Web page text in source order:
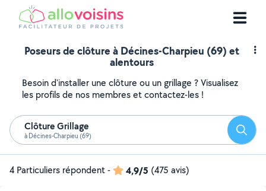
Poseurs de clôture à Décines-Charpieu (69) et
alentours
Besoin d'installer une clôture ou un grillage ? Visualisez
les profils de nos membres et contactez-les !
Clôture Grillage
à Décines-Charpieu (69)
4 Particuliers répondent- 4,9/5 (475 avis)